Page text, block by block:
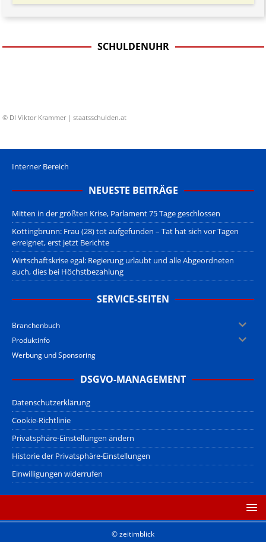
SCHULDENUHR
© DI Viktor Krammer | staatsschulden.at
Interner Bereich
NEUESTE BEITRÄGE
Mitten in der größten Krise, Parlament 75 Tage geschlossen
Kottingbrunn: Frau (28) tot aufgefunden – Tat hat sich vor Tagen
erreignet, erst jetzt Berichte
Wirtschaftskrise egal: Regierung urlaubt und alle Abgeordneten
auch, dies bei Höchstbezahlung
SERVICE-SEITEN
Branchenbuch
Produktinfo
Werbung und Sponsoring
DSGVO-MANAGEMENT
Datenschutzerklärung
Cookie-Richtlinie
Privatsphäre-Einstellungen ändern
Historie der Privatsphäre-Einstellungen
Einwilligungen widerrufen
© zeitimblick